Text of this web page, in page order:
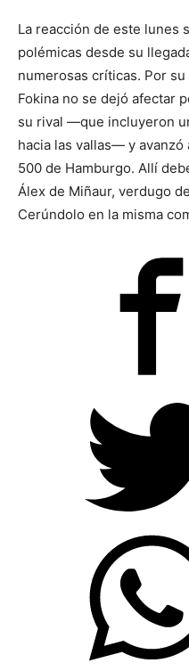
La reacción de este lunes
polémicas desde su
numerosas críticas. Por
Fokina no se dejó afectar
su rival —que incluyeron
hacia las vallas— y avanzó
500 de Hamburgo. Allí
Álex de Miñaur, verdugo
Cerúndolo en la misma